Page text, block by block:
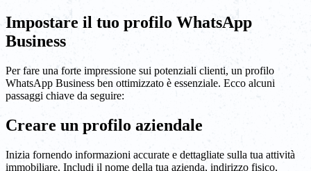
Impostare il tuo profilo WhatsApp
Business
Per fare una forte impressione sui potenziali clienti, un profilo
WhatsApp Business ben ottimizzato è essenziale. Ecco alcuni
passaggi chiave da seguire:
Creare un profilo aziendale
Inizia fornendo informazioni accurate e dettagliate sulla tua attività
immobiliare. Includi il nome della tua azienda, indirizzo fisico,